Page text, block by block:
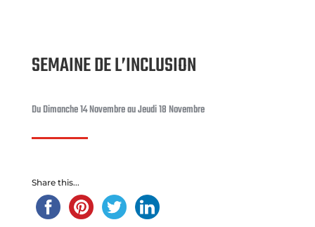
SEMAINE DE L’INCLUSION
Du Dimanche 14 Novembre au Jeudi 18 Novembre
Share this...